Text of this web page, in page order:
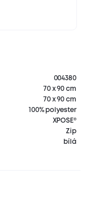
004380
70 x 90 cm
70 x 90 cm
100% polyester
XPOSE®
Zip
bílá